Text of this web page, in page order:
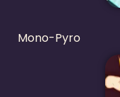
Mono-Pyro